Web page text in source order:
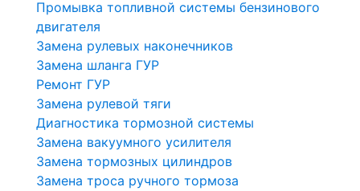
Промывка топливной системы бензинового
двигателя
Замена рулевых наконечников
Замена шланга ГУР
Ремонт ГУР
Замена рулевой тяги
Диагностика тормозной системы
Замена вакуумного усилителя
Замена тормозных цилиндров
Замена троса ручного тормоза